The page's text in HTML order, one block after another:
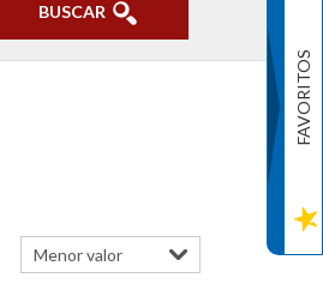
BUSCAR
FAVORITOS